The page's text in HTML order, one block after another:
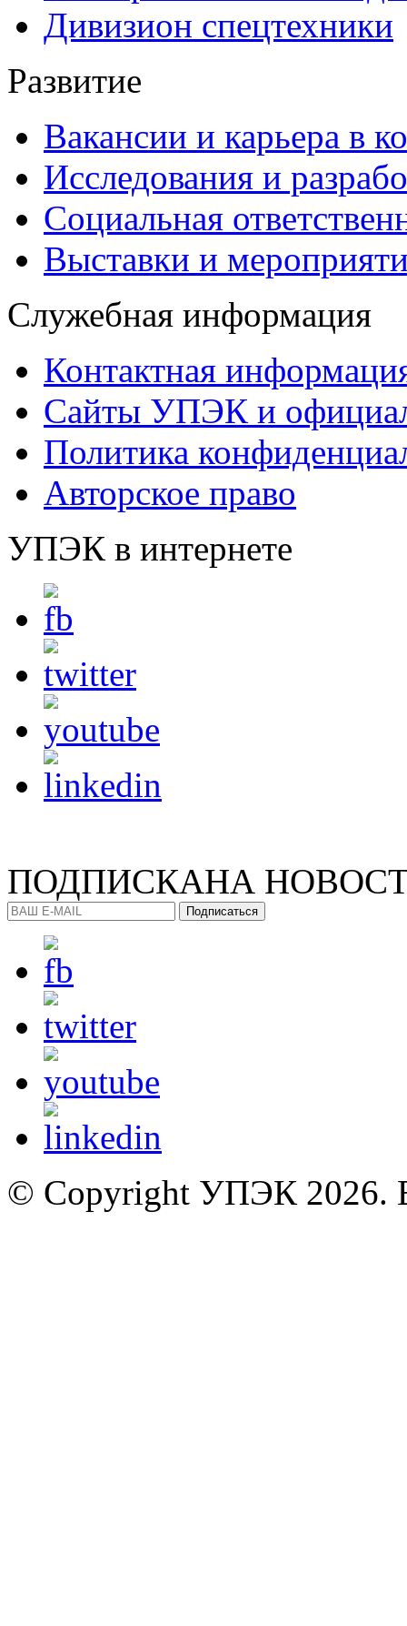
Дивизион спецтехники
Развитие
Вакансии и карьера в
Исследования и
Социальная
Выставки и
Служебная информация
Контактная
Сайты УПЭК и
Политика
Авторское право
УПЭК в интернете
ПОДПИСКАНА
Подписаться
© Copyright УПЭК 2026.